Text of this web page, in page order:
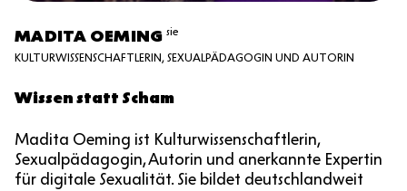
MADITA OEMINGsie
KULTURWISSENSCHAFTLERIN, SEXUALPÄDAGOGIN UND AUTORIN
Wissen statt Scham
Madita Oeming ist Kulturwissenschaftlerin,
Sexualpädagogin, Autorin und anerkannte Expertin
für digitale Sexualität. Sie bildet deutschlandweit